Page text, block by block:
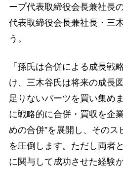
ープ代表取締役会長兼社長
代表取締役会長兼社長・三
う。
「孫氏は合併による成長戦
け、三木谷氏は将来の成長
足りないパーツを買い集め
に戦略的に合併・買収を企
めの合併”を展開し、その
を圧倒します。ただし両者
に関与して成功させた経験